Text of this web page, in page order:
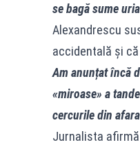
se bagă sume
Alexandrescu
accidentală și
Am anunțat încă
«miroase» a
cercurile din
Jurnalista